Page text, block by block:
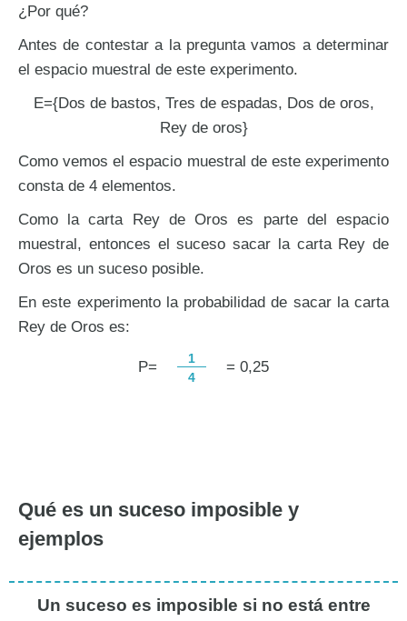
¿Por qué?
Antes de contestar a la pregunta vamos a determinar
el espacio muestral de este experimento.
E={Dos de bastos, Tres de espadas, Dos de oros,
Rey de oros}
Como vemos el espacio muestral de este experimento
consta de 4 elementos.
Como la carta Rey de Oros es parte del espacio
muestral, entonces el suceso sacar la carta Rey de
Oros es un suceso posible.
En este experimento la probabilidad de sacar la carta
Rey de Oros es:
P=
1
4
= 0,25
Qué es un suceso imposible y
ejemplos
Un suceso es imposible si no está entre